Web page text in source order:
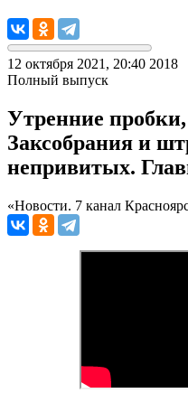
12 октября 2021, 20:40 2018
Полный выпуск
Утренние пробки,
Заксобрания и
непривитых.
«Новости. 7 канал